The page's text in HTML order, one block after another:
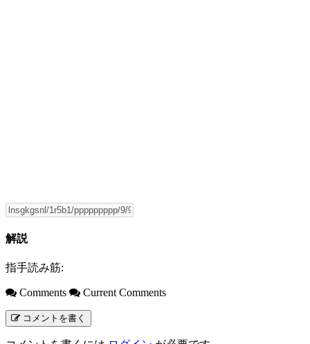
解説
指手読み筋:
Comments Current Comments
コメントを書く